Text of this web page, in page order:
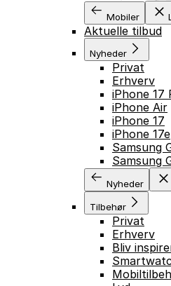
Mobiler
Aktuelle tilbud
Nyheder
Privat
Erhverv
iPhone 17
iPhone Air
iPhone 17
iPhone 17e
Samsung
Samsung
Nyheder
Tilbehør
Privat
Erhverv
Bliv